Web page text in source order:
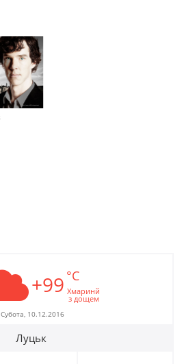
+99 °C
Хмаринй
з дощем
Субота, 10.12.2016
Луцьк